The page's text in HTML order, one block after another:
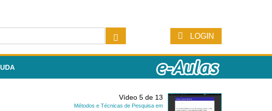
LOGIN
Vídeo 5 de 13
Métodos e Técnicas de Pesquisa em